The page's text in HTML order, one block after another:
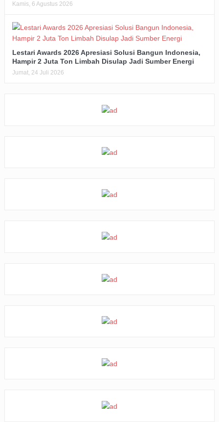
Kamis, 6 Agustus 2026
Lestari Awards 2026 Apresiasi Solusi Bangun Indonesia,
Hampir 2 Juta Ton Limbah Disulap Jadi Sumber Energi
Jumat, 24 Juli 2026